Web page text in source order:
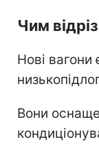
Чим
Нові вагони
Вони